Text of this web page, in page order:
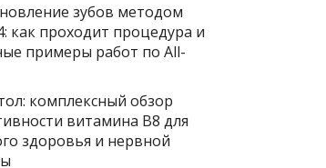
зубов методом
как проходит процедура и
примеры работ по All-
комплексный обзор
витамина B8 для
здоровья и нервной